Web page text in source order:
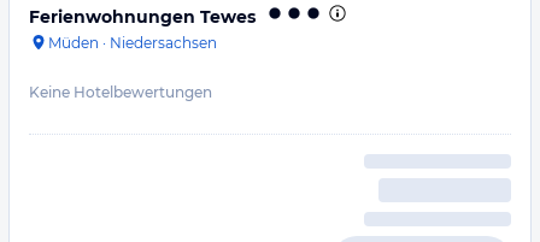
Ferienwohnungen Tewes
Müden · Niedersachsen
Keine Hotelbewertungen